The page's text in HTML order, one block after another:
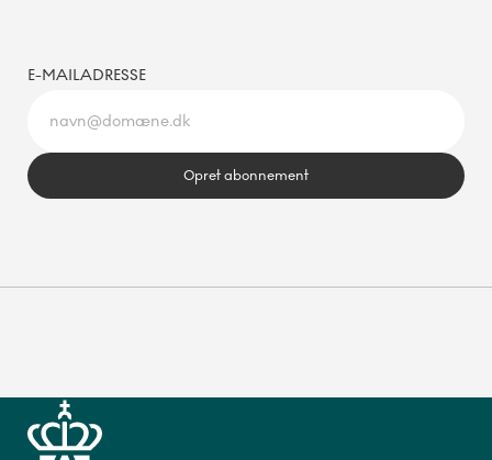
E-MAILADRESSE
Opret abonnement